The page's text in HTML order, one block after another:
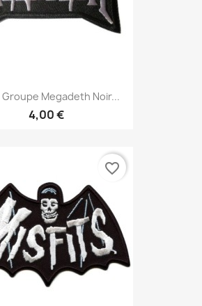
Groupe Megadeth Noir...
4,00 €
favorite_border